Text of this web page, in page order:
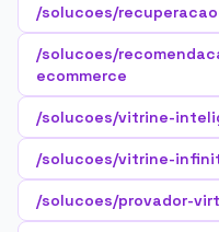
/solucoes/
/solucoes/
ecommerce
/solucoes/vitrine-
/solucoes/vitrine-
/solucoes/provador-